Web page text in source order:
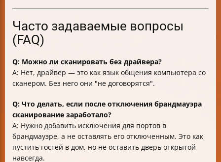
Часто задаваемые вопросы
(FAQ)
Q: Можно ли сканировать без драйвера?
A: Нет, драйвер — это как язык общения компьютера со
сканером. Без него они "не договорятся".
Q: Что делать, если после отключения брандмауэра
сканирование заработало?
A: Нужно добавить исключения для портов в
брандмауэре, а не оставлять его отключенным. Это как
пустить гостей в дом, но не оставить дверь открытой
навсегда.